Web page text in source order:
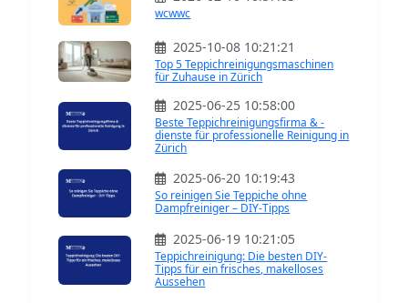
wcwwc
2025-10-08 10:21:21
Top 5 Teppichreinigungsmaschinen
für Zuhause in Zürich
2025-06-25 10:58:00
Beste Teppichreinigungsfirma & -
dienste für professionelle Reinigung in
Zürich
2025-06-20 10:19:43
So reinigen Sie Teppiche ohne
Dampfreiniger – DIY-Tipps
2025-06-19 10:21:05
Teppichreinigung: Die besten DIY-
Tipps für ein frisches, makelloses
Aussehen